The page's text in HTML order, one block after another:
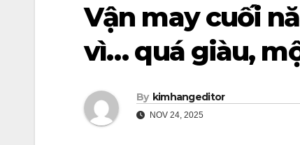
Vận may cuối
vì… quá giàu,
By kimhangeditor
NOV 24, 2025